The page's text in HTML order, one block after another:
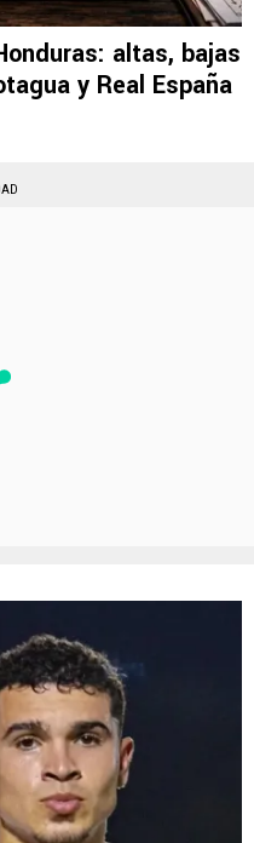
altas, bajas
y Real España